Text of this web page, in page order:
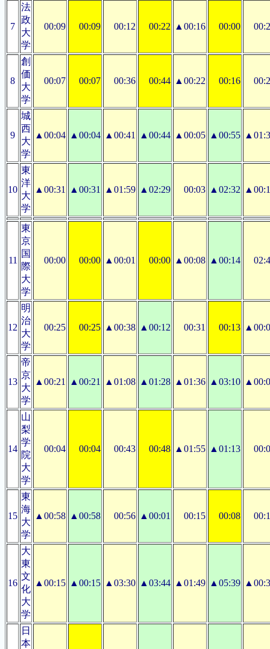
7
法
政
大
学
00:09 00:09 00:12 00:22 ▲00:16 00:00
8
創
価
大
学
00:07 00:07 00:36 00:44 ▲00:22 00:16
9
城
西
大
学
▲00:04 ▲00:04 ▲00:41 ▲00:44 ▲00:05 ▲00:55
10
東
洋
大
学
▲00:31 ▲00:31 ▲01:59 ▲02:29 00:03 ▲02:32
11
東
京
国
際
大
学
00:00 00:00 ▲00:01 00:00 ▲00:08 ▲00:14
12
明
治
大
学
00:25 00:25 ▲00:38 ▲00:12 00:31 00:13
13
帝
京
大
学
▲00:21 ▲00:21 ▲01:08 ▲01:28 ▲01:36 ▲03:10
14
山
梨
学
院
大
学
00:04 00:04 00:43 00:48 ▲01:55 ▲01:13
15
東
海
大
学
▲00:58 ▲00:58 00:56 ▲00:01 00:15 00:08
16
大
東
文
化
大
学
▲00:15 ▲00:15 ▲03:30 ▲03:44 ▲01:49 ▲05:39
日
本